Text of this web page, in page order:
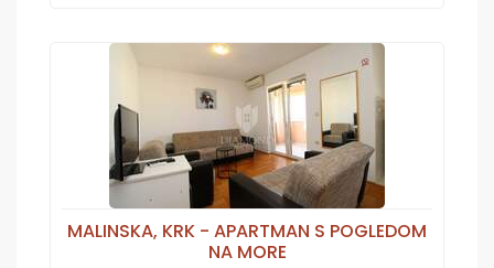
MALINSKA, KRK - APARTMAN S POGLEDOM
NA MORE